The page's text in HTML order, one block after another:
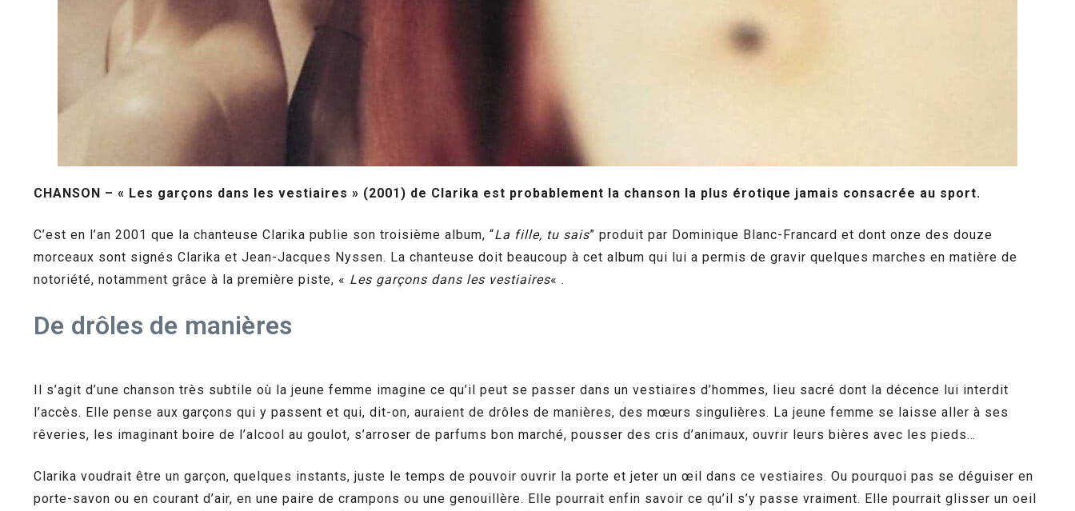
CHANSON – « Les garçons dans les vestiaires » (2001) de Clarika est probablement la chanson la plus érotique jamais consacrée au sport.
C’est en l’an 2001 que la chanteuse Clarika publie son troisième album, “La fille, tu sais” produit par Dominique Blanc-Francard et dont onze des douze
morceaux sont signés Clarika et Jean-Jacques Nyssen. La chanteuse doit beaucoup à cet album qui lui a permis de gravir quelques marches en matière de
notoriété, notamment grâce à la première piste, « Les garçons dans les vestiaires« .
De drôles de manières
Il s’agit d’une chanson très subtile où la jeune femme imagine ce qu’il peut se passer dans un vestiaires d’hommes, lieu sacré dont la décence lui interdit
l’accès. Elle pense aux garçons qui y passent et qui, dit-on, auraient de drôles de manières, des mœurs singulières. La jeune femme se laisse aller à ses
rêveries, les imaginant boire de l’alcool au goulot, s’arroser de parfums bon marché, pousser des cris d’animaux, ouvrir leurs bières avec les pieds…
Clarika voudrait être un garçon, quelques instants, juste le temps de pouvoir ouvrir la porte et jeter un œil dans ce vestiaires. Ou pourquoi pas se déguiser en
porte-savon ou en courant d’air, en une paire de crampons ou une genouillère. Elle pourrait enfin savoir ce qu’il s’y passe vraiment. Elle pourrait glisser un oeil